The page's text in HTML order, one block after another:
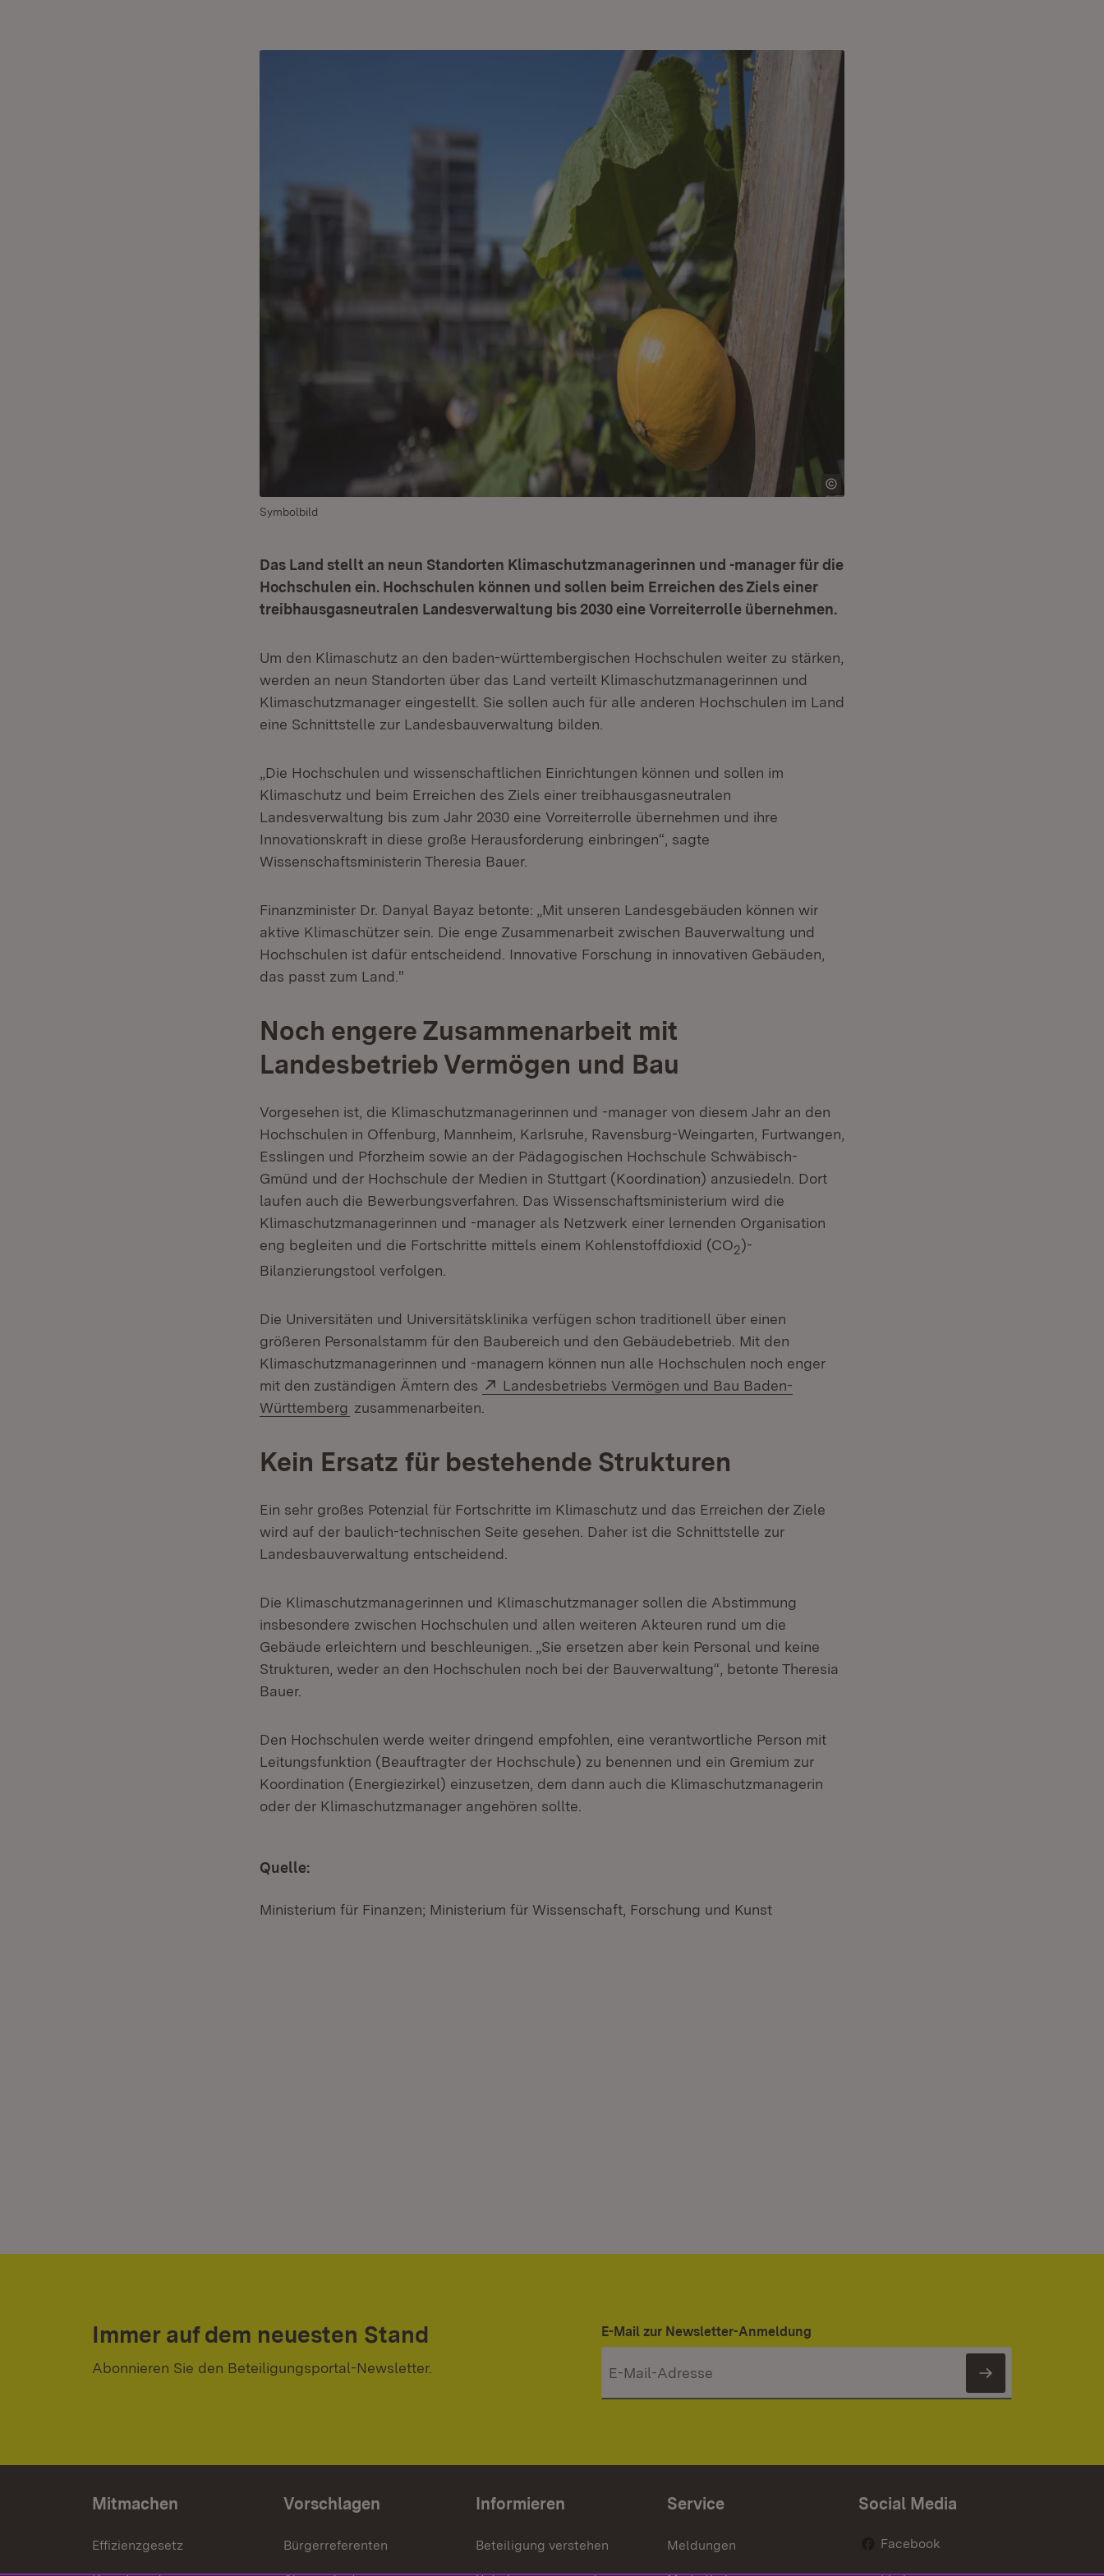
Symbolbild
Das Land stellt an neun Standorten Klimaschutzmanagerinnen und -manager für die
Hochschulen ein. Hochschulen können und sollen beim Erreichen des Ziels einer
treibhausgasneutralen Landesverwaltung bis 2030 eine Vorreiterrolle übernehmen.
Um den Klimaschutz an den baden-württembergischen Hochschulen weiter zu stärken,
werden an neun Standorten über das Land verteilt Klimaschutzmanagerinnen und
Klimaschutzmanager eingestellt. Sie sollen auch für alle anderen Hochschulen im Land
eine Schnittstelle zur Landesbauverwaltung bilden.
„Die Hochschulen und wissenschaftlichen Einrichtungen können und sollen im
Klimaschutz und beim Erreichen des Ziels einer treibhausgasneutralen
Landesverwaltung bis zum Jahr 2030 eine Vorreiterrolle übernehmen und ihre
Innovationskraft in diese große Herausforderung einbringen“, sagte
Wissenschaftsministerin Theresia Bauer.
Finanzminister Dr. Danyal Bayaz betonte: „Mit unseren Landesgebäuden können wir
aktive Klimaschützer sein. Die enge Zusammenarbeit zwischen Bauverwaltung und
Hochschulen ist dafür entscheidend. Innovative Forschung in innovativen Gebäuden,
das passt zum Land."
Noch engere Zusammenarbeit mit
Landesbetrieb Vermögen und Bau
Vorgesehen ist, die Klimaschutzmanagerinnen und -manager von diesem Jahr an den
Hochschulen in Offenburg, Mannheim, Karlsruhe, Ravensburg-Weingarten, Furtwangen,
Esslingen und Pforzheim sowie an der Pädagogischen Hochschule Schwäbisch-
Gmünd und der Hochschule der Medien in Stuttgart (Koordination) anzusiedeln. Dort
laufen auch die Bewerbungsverfahren. Das Wissenschaftsministerium wird die
Klimaschutzmanagerinnen und -manager als Netzwerk einer lernenden Organisation
eng begleiten und die Fortschritte mittels einem Kohlenstoffdioxid (CO2)-
Bilanzierungstool verfolgen.
Die Universitäten und Universitätsklinika verfügen schon traditionell über einen
größeren Personalstamm für den Baubereich und den Gebäudebetrieb. Mit den
Klimaschutzmanagerinnen und -managern können nun alle Hochschulen noch enger
mit den zuständigen Ämtern des
Extern:
Landesbetriebs Vermögen und Bau Baden-
Württemberg (Öffnet in neuem Fenster)
zusammenarbeiten.
Kein Ersatz für bestehende Strukturen
Ein sehr großes Potenzial für Fortschritte im Klimaschutz und das Erreichen der Ziele
wird auf der baulich-technischen Seite gesehen. Daher ist die Schnittstelle zur
Landesbauverwaltung entscheidend.
Die Klimaschutzmanagerinnen und Klimaschutzmanager sollen die Abstimmung
insbesondere zwischen Hochschulen und allen weiteren Akteuren rund um die
Gebäude erleichtern und beschleunigen. „Sie ersetzen aber kein Personal und keine
Strukturen, weder an den Hochschulen noch bei der Bauverwaltung“, betonte Theresia
Bauer.
Den Hochschulen werde weiter dringend empfohlen, eine verantwortliche Person mit
Leitungsfunktion (Beauftragter der Hochschule) zu benennen und ein Gremium zur
Koordination (Energiezirkel) einzusetzen, dem dann auch die Klimaschutzmanagerin
oder der Klimaschutzmanager angehören sollte.
Quelle:
Ministerium für Finanzen; Ministerium für Wissenschaft, Forschung und Kunst
Immer auf dem neuesten Stand
Abonnieren Sie den Beteiligungsportal-Newsletter.
E-Mail zur Newsletter-Anmeldung
Newsletter
Mitmachen
Effizienzgesetz
Vorschlagen
Bürgerreferenten
Informieren
Beteiligung verstehen
Service
Meldungen
Social Media
Facebook